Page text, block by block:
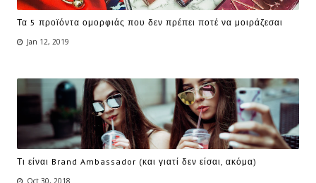
Τα 5 προϊόντα ομορφιάς που δεν πρέπει ποτέ να μοιράζεσαι
Jan 12, 2019
Τι είναι Brand Ambassador (και γιατί δεν είσαι, ακόμα)
Oct 30, 2018